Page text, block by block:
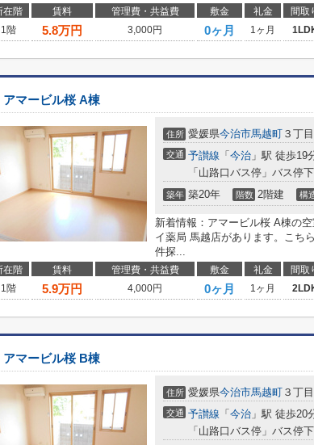
在階 賃料 管理費・共益費 敷金 礼金 間取
1階
5.8万円 3,000円 0ヶ月 1ヶ月
アマービル桜 A棟
住所 愛媛県今治市馬越町 ３丁
交通 予讃線 「 今治 」駅 徒歩19
「山路口バス停」バス停
築年 築20年 階数 2階建 構
新着情報：アマービル桜 A棟の
イ薬局 馬越店があります。こち
件探...
在階 賃料 管理費・共益費 敷金 礼金 間取
1階
5.9万円 4,000円 0ヶ月 1ヶ月
アマービル桜 B棟
住所 愛媛県今治市馬越町 ３丁
交通 予讃線 「 今治 」駅 徒歩20
「山路口バス停」バス停